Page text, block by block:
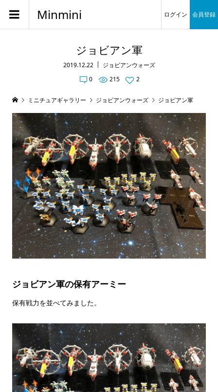
Minmini ログイン 会員登録
ジョビアン軍
2019.12.22
ジョビアンウォーズ
0
215 2
ミニチュアギャラリー ジョビアンウォーズ ジョビアン軍
ジョビアン軍の保有アーミー
保有戦力を並べてみました。